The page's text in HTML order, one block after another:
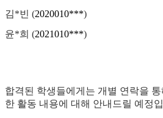
김*빈 (2020010***)
윤*희 (2021010***)
합격된 학생들에게는 개별 연락을
한 활동 내용에 대해 안내드릴 예정